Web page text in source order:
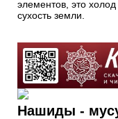
элементов, это
сухость земли.
Нашиды -